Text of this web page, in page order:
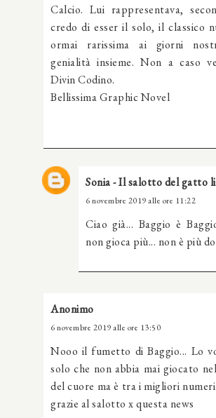
Calcio. Lui rappresentava,
credo di esser il solo, il classico
ormai rarissima ai giorni
genialità insieme. Non a caso
Divin Codino.
Bellissima Graphic Novel
Sonia - Il salotto del gatto
6 novembre 2019 alle ore 11:22
Ciao già... Baggio è
non gioca più... non è più
Anonimo
6 novembre 2019 alle ore 13:50
Nooo il fumetto di Baggio... Lo
solo che non abbia mai giocato
del cuore ma è tra i migliori
grazie al salotto x questa news